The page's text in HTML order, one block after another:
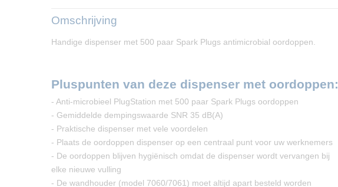
Productcode
Omschrijving
Handige dispenser met 500 paar Spark Plugs antimicrobial oordoppen.
Pluspunten van deze dispenser met oordoppen:
- Anti-microbieel PlugStation met 500 paar Spark Plugs oordoppen
- Gemiddelde dempingswaarde SNR 35 dB(A)
- Praktische dispenser met vele voordelen
- Plaats de oordoppen dispenser op een centraal punt voor uw werknemers
- De oordoppen blijven hygiënisch omdat de dispenser wordt vervangen bij
elke nieuwe vulling
- De wandhouder (model 7060/7061) moet altijd apart besteld worden